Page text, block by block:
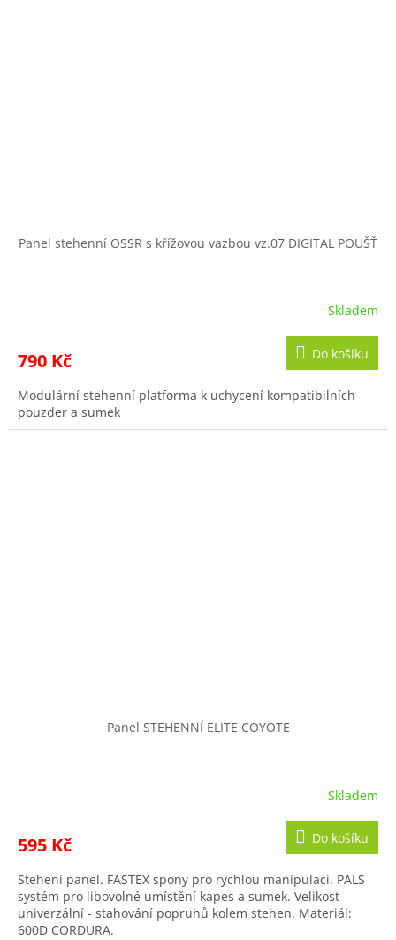
Panel stehenní OSSR s křížovou vazbou vz.07 DIGITAL POUŠŤ
Skladem
790 Kč Do košíku
Modulární stehenní platforma k uchycení kompatibilních
pouzder a sumek
Panel STEHENNÍ ELITE COYOTE
Skladem
595 Kč Do košíku
Stehení panel. FASTEX spony pro rychlou manipulaci. PALS
systém pro libovolné umístění kapes a sumek. Velikost
univerzální - stahování popruhů kolem stehen. Materiál:
600D CORDURA.